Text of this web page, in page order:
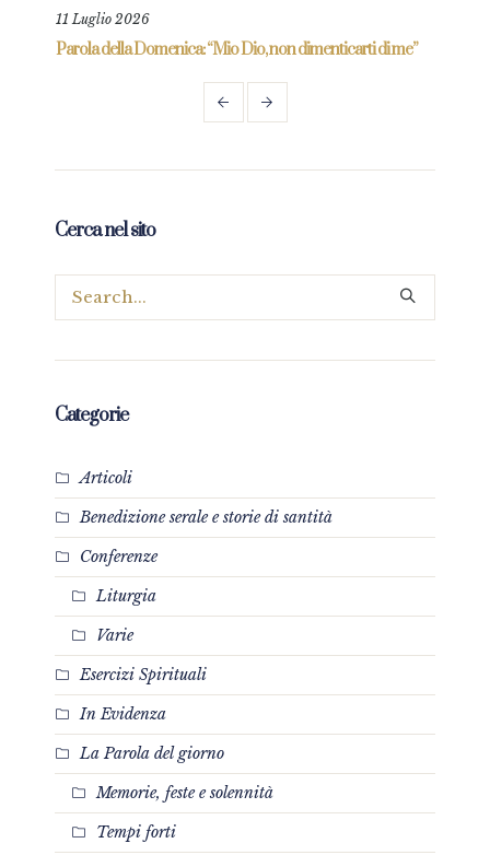
11 Luglio 2026
Parola della Domenica: “Mio Dio, non dimenticarti di me”
Cerca nel sito
Categorie
Articoli
Benedizione serale e storie di santità
Conferenze
Liturgia
Varie
Esercizi Spirituali
In Evidenza
La Parola del giorno
Memorie, feste e solennità
Tempi forti